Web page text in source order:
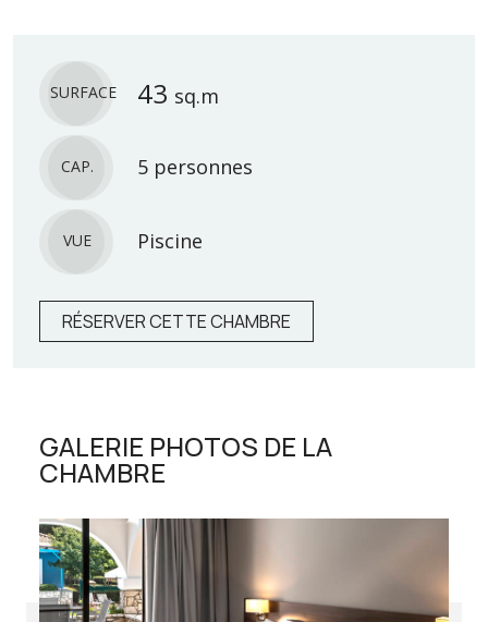
SURFACE 43 sq.m
CAP. 5 personnes
VUE Piscine
RÉSERVER CETTE CHAMBRE
GALERIE PHOTOS DE LA
CHAMBRE